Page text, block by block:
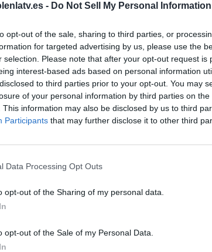
- Do Not Sell My Personal Information
opt-out of the sale, sharing to third parties, or
for targeted advertising by us, please use the
selection. Please note that after your opt-out request is
interest-based ads based on personal information
to third parties prior to your opt-out. You may
of your personal information by third parties on the
This information may also be disclosed by us to third
Participants that may further disclose it to other third
Data Processing Opt Outs
opt-out of the Sharing of my personal data.
opt-out of the Sale of my Personal Data.
EN ESPAÑA
los datos estadísticos de cuándo y dónde se televisan los
dar los siguientes datos:
ÚLTIMO PARTIDO EN